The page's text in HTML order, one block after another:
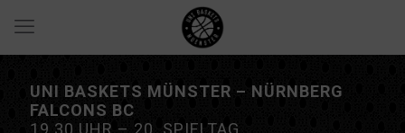
UNI BASKETS MÜNSTER – NÜRNBERG
FALCONS BC
19.30 UHR – 20. SPIELTAG